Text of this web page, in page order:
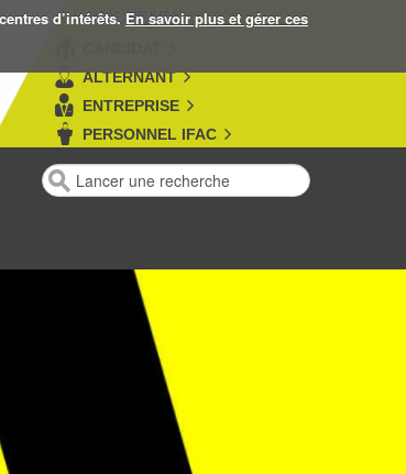
d’intérêts. En savoir plus et gérer ces
VOUS ÊTES :
ALTERNANT
ENTREPRISE
PERSONNEL IFAC